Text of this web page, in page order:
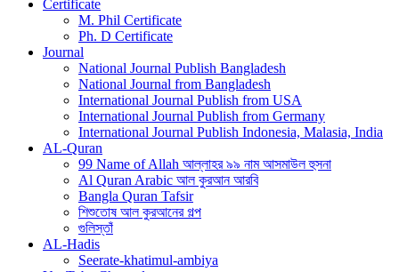
Certificate
M. Phil Certificate
Ph. D Certificate
Journal
National Journal Publish Bangladesh
National Journal from Bangladesh
International Journal Publish from USA
International Journal Publish from Germany
International Journal Publish Indonesia, Malasia, India
AL-Quran
99 Name of Allah আল্লাহর ৯৯ নাম আসমাউল হুসনা
Al Quran Arabic আল কুরআন আরবি
Bangla Quran Tafsir
শিশুতোষ আল কুরআনের গল্প
গুলিস্তাঁ
AL-Hadis
Seerate-khatimul-ambiya